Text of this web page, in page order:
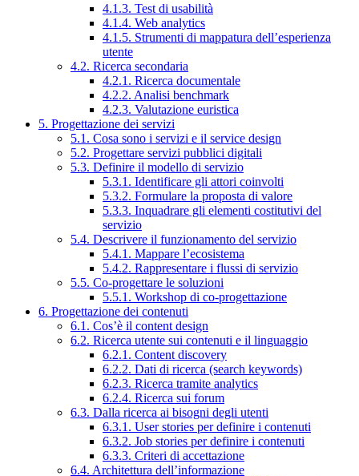
4.1.3. Test di usabilità
4.1.4. Web analytics
4.1.5. Strumenti di mappatura dell’esperienza
utente
4.2. Ricerca secondaria
4.2.1. Ricerca documentale
4.2.2. Analisi benchmark
4.2.3. Valutazione euristica
5. Progettazione dei servizi
5.1. Cosa sono i servizi e il service design
5.2. Progettare servizi pubblici digitali
5.3. Definire il modello di servizio
5.3.1. Identificare gli attori coinvolti
5.3.2. Formulare la proposta di valore
5.3.3. Inquadrare gli elementi costitutivi del
servizio
5.4. Descrivere il funzionamento del servizio
5.4.1. Mappare l’ecosistema
5.4.2. Rappresentare i flussi di servizio
5.5. Co-progettare le soluzioni
5.5.1. Workshop di co-progettazione
6. Progettazione dei contenuti
6.1. Cos’è il content design
6.2. Ricerca utente sui contenuti e il linguaggio
6.2.1. Content discovery
6.2.2. Dati di ricerca (search keywords)
6.2.3. Ricerca tramite analytics
6.2.4. Ricerca sui forum
6.3. Dalla ricerca ai bisogni degli utenti
6.3.1. User stories per definire i contenuti
6.3.2. Job stories per definire i contenuti
6.3.3. Criteri di accettazione
6.4. Architettura dell’informazione